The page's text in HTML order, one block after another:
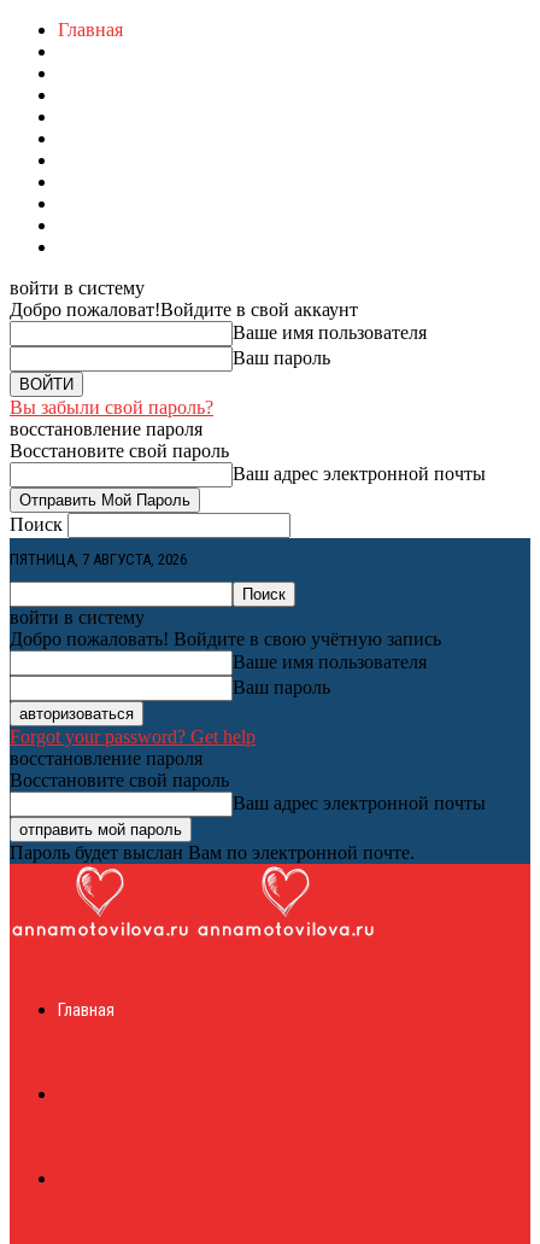
Главная
войти в систему
Добро пожаловат!Войдите в свой аккаунт
Ваше имя пользователя
Ваш пароль
Вы забыли свой пароль?
восстановление пароля
Восстановите свой пароль
Ваш адрес электронной почты
Поиск
ПЯТНИЦА, 7 АВГУСТА, 2026
войти в систему
Добро пожаловать! Войдите в свою учётную запись
Ваше имя пользователя
Ваш пароль
Forgot your password? Get help
восстановление пароля
Восстановите свой пароль
Ваш адрес электронной почты
Пароль будет выслан Вам по электронной почте.
журналГлавная